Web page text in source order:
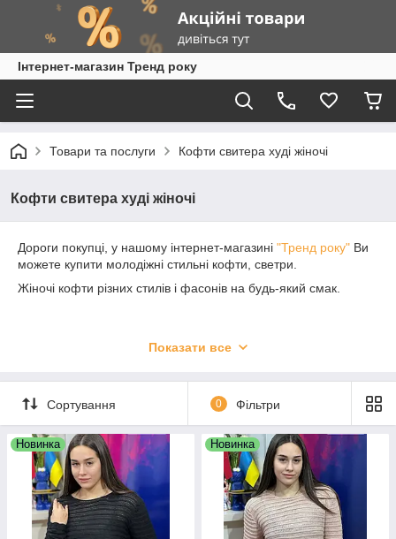
Інтернет-магазин Тренд року
Товари та послуги Кофти свитера худі жіночі
Кофти свитера худі жіночі
Дороги покупці, у нашому інтернет-магазині "Тренд року" Ви
можете купити молодіжні стильні кофти, светри.
Жіночі кофти різних стилів і фасонів на будь-який смак.
Приємних покупок!
Показати все
Сортування 0 Фільтри
Новинка Новинка